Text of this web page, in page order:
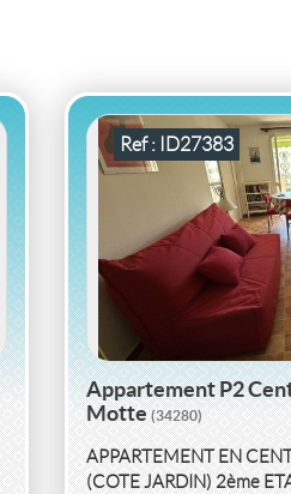
Ref : ID27383
Appartement P2
Motte(34280)
APPARTEMENT EN
(COTE JARDIN) 2ème